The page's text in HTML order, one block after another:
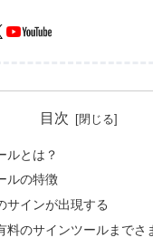
目次
ルとは？
ルの特徴
サインが出現する
料のサインツールまでさ